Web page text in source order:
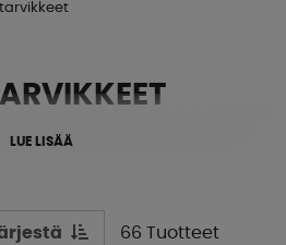
LUE LISÄÄ
66 Tuotteet